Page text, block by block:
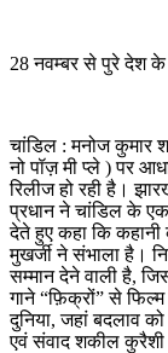
28 नवम्बर से पुरे देश के
चांडिल : मनोज कुमार
नो पॉज़ मी प्ले ) पर
रिलीज हो रही है।
प्रधान ने चांडिल के
देते हुए कहा कि कहानी
मुखर्जी ने संभाला है।
सम्मान देने वाली है,
गाने “फ़िक्रों” से
दुनिया, जहां बदलाव
एवं संवाद शकील कुरैशी